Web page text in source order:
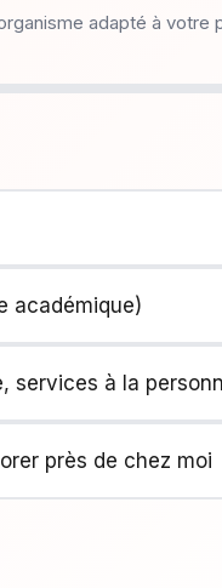
adapté à votre
académique)
services à la
près de chez moi